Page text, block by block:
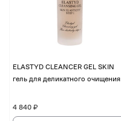
ELASTYD CLEANCER GEL SKIN
гель для деликатного очищения
4 840 ₽